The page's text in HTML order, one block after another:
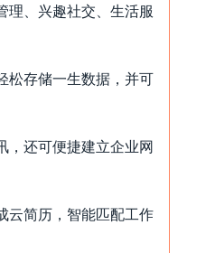
理、兴趣社交、生活服
松存储一生数据，并可
，还可便捷建立企业网
云简历，智能匹配工作